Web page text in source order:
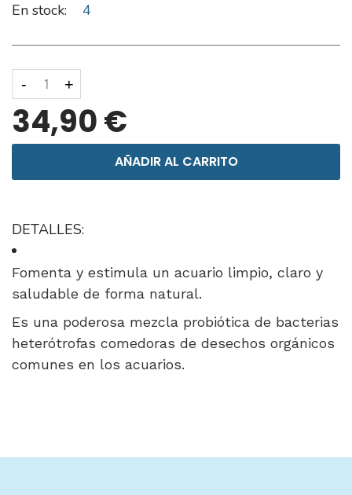
En stock:
4
- +
34,90 €
AÑADIR AL CARRITO
DETALLES:
Fomenta y estimula un acuario limpio, claro y
saludable de forma natural.
Es una poderosa mezcla probiótica de bacterias
heterótrofas comedoras de desechos orgánicos
comunes en los acuarios.